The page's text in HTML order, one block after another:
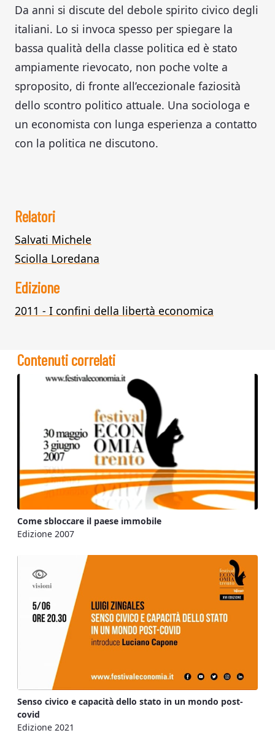
Da anni si discute del debole spirito civico degli
italiani. Lo si invoca spesso per spiegare la
bassa qualità della classe politica ed è stato
ampiamente rievocato, non poche volte a
sproposito, di fronte all’eccezionale faziosità
dello scontro politico attuale. Una sociologa e
un economista con lunga esperienza a contatto
con la politica ne discutono.
Relatori
Salvati Michele
Sciolla Loredana
Edizione
2011 - I confini della libertà economica
Contenuti correlati
Come sbloccare il paese immobile
Edizione 2007
Senso civico e capacità dello stato in un mondo post-
covid
Edizione 2021